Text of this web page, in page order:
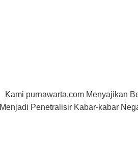
Kami purnawarta.com Menyajikan
Menjadi Penetralisir Kabar-kabar